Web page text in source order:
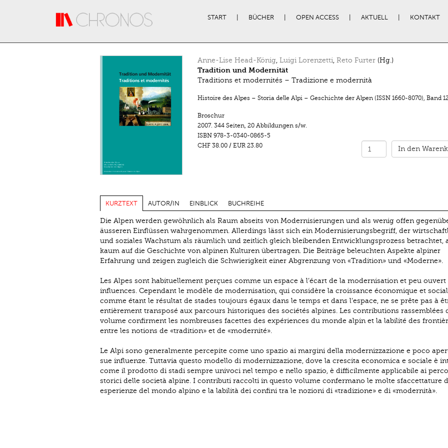
START BÜCHER OPEN ACCESS AKTUELL KONTAKT
Anne-Lise Head-König, Luigi Lorenzetti, Reto Furter(Hg.)
Tradition und Modernität
Traditions et modernités – Tradizione e modernità
Histoire des Alpes – Storia delle Alpi – Geschichte der Alpen (ISSN 1660-8070), Band
Broschur
2007. 344 Seiten, 20 Abbildungen s/w.
ISBN 978-3-0340-0865-5
CHF 38.00/ EUR 23.80 In den
KURZTEXT AUTOR/IN EINBLICK BUCHREIHE
Die Alpen werden gewöhnlich als Raum abseits von Modernisierungen und als wenig offen
äusseren Einflüssen wahrgenommen. Allerdings lässt sich ein Modernisierungsbegriff, der
und soziales Wachstum als räumlich und zeitlich gleich bleibenden Entwicklungsprozess betrachtet,
kaum auf die Geschichte von alpinen Kulturen übertragen. Die Beiträge beleuchten Aspekte alpiner
Erfahrung und zeigen zugleich die Schwierigkeit einer Abgrenzung von «Tradition» und «Moderne».
Les Alpes sont habituellement perçues comme un espace à l’écart de la modernisation et peu ouvert
influences. Cependant le modèle de modernisation, qui considère la croissance économique et
comme étant le résultat de stades toujours égaux dans le temps et dans l’espace, ne se prête pas à
entièrement transposé aux parcours historiques des sociétés alpines. Les contributions rassemblées
volume confirment les nombreuses facettes des expériences du monde alpin et la labilité des
entre les notions de «tradition» et de «modernité».
Le Alpi sono generalmente percepite come uno spazio ai margini della modernizzazione e poco
sue influenze. Tuttavia questo modello di modernizzazione, dove la crescita economica e sociale è
come il prodotto di stadi sempre univoci nel tempo e nello spazio, è difficilmente applicabile ai
storici delle società alpine. I contributi raccolti in questo volume confermano le molte sfaccettature
esperienze del mondo alpino e la labilità dei confini tra le nozioni di «tradizione» e di «modernità».